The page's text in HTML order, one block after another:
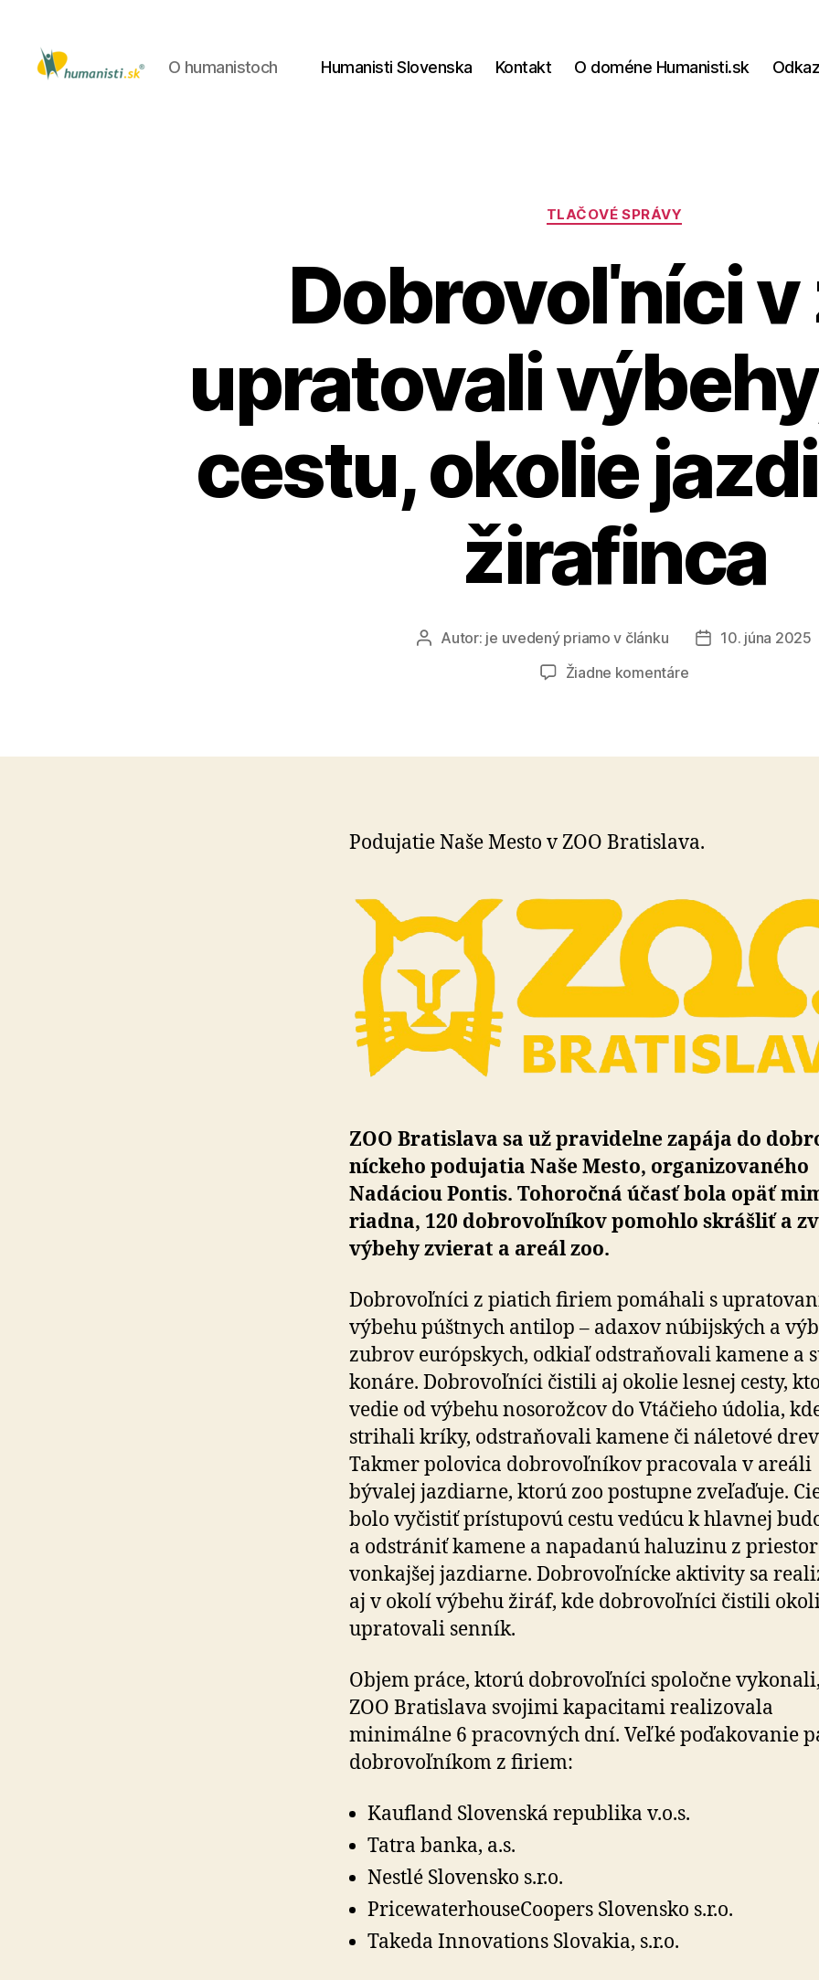
O humanistoch Humanisti Slovenska Kontakt O doméne Humanisti.sk
Kategórie
TLAČOVÉ SPRÁVY
Dobrovoľníci v
upratovali
cestu, okolie
žirafinca
AutorAutor: je uvedený priamo v článku
Dátum
10. júna 2025
Žiadne komentárena
upratovali
okolie
žirafinca
Podujatie Naše Mesto v ZOO Bratislava.
ZOO Bratislava sa už pravidelne zapája do
níc­ke­ho podujatia Naše Mesto, organizovaného
Nadáciou Pontis. Tohoročná účasť bola opäť
riad­na, 120 dobrovoľníkov pomohlo skrášliť a
výbehy zvierat a areál zoo.
Dobrovoľníci z piatich firiem pomáhali s
výbehu púštnych antilop – adaxov núbijských a
zubrov európskych, odkiaľ odstraňovali kamene a
konáre. Dobrovoľníci čistili aj okolie lesnej cesty,
vedie od výbehu nosorožcov do Vtáčieho údolia,
strihali kríky, odstraňovali kamene či náletové
Takmer polovica dobrovoľníkov pracovala v areáli
bývalej jazdiarne, ktorú zoo postupne zveľaďuje.
bolo vyčistiť prístupovú cestu vedúcu k hlavnej
a odstrániť kamene a napadanú haluzinu z
vonkajšej jazdiarne. Dobrovoľnícke aktivity sa
aj v okolí výbehu žiráf, kde dobrovoľníci čistili
upratovali senník.
Objem práce, ktorú dobrovoľníci spoločne
ZOO Bratislava svojimi kapacitami realizovala
minimálne 6 pracovných dní. Veľké poďakovanie
dobrovoľníkom z firiem:
Kaufland Slovenská republika v.o.s.
Tatra banka, a.s.
Nestlé Slovensko s.r.o.
PricewaterhouseCoopers Slovensko s.r.o.
Takeda Innovations Slovakia, s.r.o.